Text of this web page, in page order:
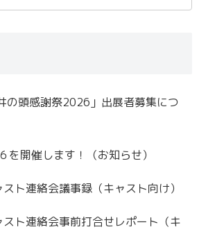
の頭感謝祭2026」出展者募集につ
を開催します！（お知らせ）
ト連絡会議事録（キャスト向け）
ト連絡会事前打合せレポート（キ